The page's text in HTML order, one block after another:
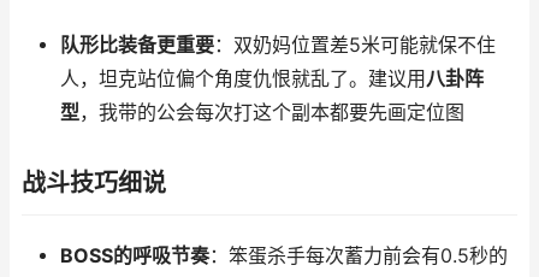
队形比装备更重要：双奶妈位置差5米可能就保不住
人，坦克站位偏个角度仇恨就乱了。建议用八卦阵
型，我带的公会每次打这个副本都要先画定位图
战斗技巧细说
BOSS的呼吸节奏：笨蛋杀手每次蓄力前会有0.5秒的